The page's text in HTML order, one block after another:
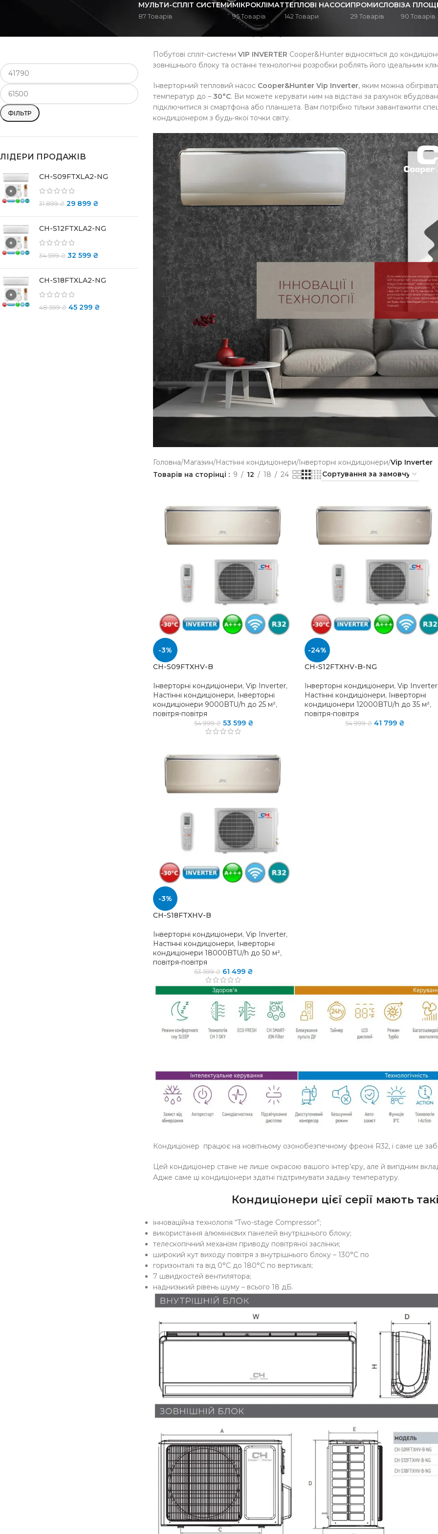
МУЛЬТИ-СПЛІТ СИСТЕМИ
87 Товарів
МІКРОКЛІМАТ
95 Товарів
ТЕПЛОВІ НАСОСИ
142 Товари
ПРОМИСЛОВІ
29 Товарів
ЗА
90 Товарів
ФІЛЬТРУВАТИ ЗА ЦІНОЮ
ФІЛЬТР
ЛІДЕРИ ПРОДАЖІВ
CH-S09FTXLA2-NG
31 899₴ 29 899 ₴
CH-S12FTXLA2-NG
34 599₴ 32 599 ₴
CH-S18FTXLA2-NG
48 599₴ 45 299 ₴
КОНДИЦІОНЕР COOPER&HUNTER
Побутові спліт-системи VIP INVERTER Cooper&Hunter відносяться до
зовнішнього блоку та останні технологічні розробки роблять його ідеальним
Інверторний тепловий насос Cooper&Hunter Vip Inverter, яким можна
температур до – 30°C. Ви можете керувати ним на відстані за рахунок
підключитися зі смартфона або планшета. Вам потрібно тільки завантажити
кондиціонером з будь-якої точки світу.
Головна/Магазин/Настінні кондиціонери/Інверторні кондиціонери/Vip Inverter
Товарів на сторінці
9 12 18 24
-3%
CH-S09FTXHV-B
Інверторні кондиціонери, Vip Inverter,
Настінні кондиціонери, Інверторні
кондиціонери 9000BTU/h до 25 м²,
повітря-повітря
54 999₴ 53 599 ₴
-24%
CH-S12FTXHV-B-NG
Інверторні кондиціонери, Vip Inverter
Настінні кондиціонери, Інверторні
кондиціонери 12000BTU/h до 35 м²,
повітря-повітря
54 999₴ 41 799 ₴
-3%
CH-S18FTXHV-B
Інверторні кондиціонери, Vip Inverter,
Настінні кондиціонери, Інверторні
кондиціонери 18000BTU/h до 50 м²,
повітря-повітря
63 599₴ 61 499 ₴
Кондиціонер працює на новітньому озонобезпечному фреоні R32, і саме це
Цей кондиціонер стане не лише окрасою вашого інтер’єру, але й вигідним
Адже саме ці кондиціонери здатні підтримувати задану температуру.
Кондиціонери цієї серії мають
інноваційна технологія “Two-stage Compressor”;
використання алюмінієвих панелей внутрішнього блоку;
телескопічний механізм приводу повітряної заслінки;
широкий кут виходу повітря з внутрішнього блоку – 130°C по
горизонталі та від 0°C до 180°C по вертикалі;
7 швидкостей вентилятора;
наднизький рівень шуму – всього 18 дБ.